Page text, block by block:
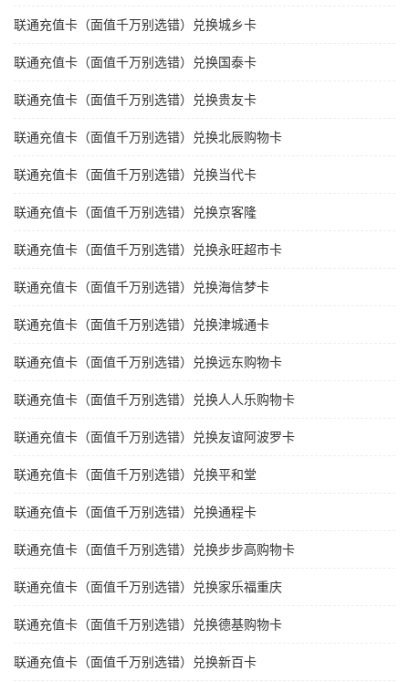
联通充值卡（面值千万别选错）兑换城乡卡
联通充值卡（面值千万别选错）兑换国泰卡
联通充值卡（面值千万别选错）兑换贵友卡
联通充值卡（面值千万别选错）兑换北辰购物卡
联通充值卡（面值千万别选错）兑换当代卡
联通充值卡（面值千万别选错）兑换京客隆
联通充值卡（面值千万别选错）兑换永旺超市卡
联通充值卡（面值千万别选错）兑换海信梦卡
联通充值卡（面值千万别选错）兑换津城通卡
联通充值卡（面值千万别选错）兑换远东购物卡
联通充值卡（面值千万别选错）兑换人人乐购物卡
联通充值卡（面值千万别选错）兑换友谊阿波罗卡
联通充值卡（面值千万别选错）兑换平和堂
联通充值卡（面值千万别选错）兑换通程卡
联通充值卡（面值千万别选错）兑换步步高购物卡
联通充值卡（面值千万别选错）兑换家乐福重庆
联通充值卡（面值千万别选错）兑换德基购物卡
联通充值卡（面值千万别选错）兑换新百卡